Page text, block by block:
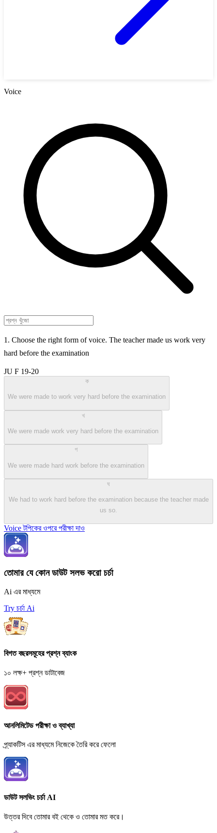
Voice
1. Choose the right form of voice. The teacher made us work very
hard before the examination
JU F 19-20
ক
We were made to work very hard before the examination
খ
We were made work very hard before the examination
গ
We were made hard work before the examination
ঘ
We had to work hard before the examination because the teacher made
us so.
Voice টপিকের ওপরে পরীক্ষা দাও
তোমার যে কোন ডাউট সলভ করো চর্চা
Ai এর মাধ্যমে
Try চর্চা Ai
বিগত বছরসমূহের প্রশ্ন ব্যাংক
১০ লক্ষ+ প্রশ্ন ডাটাবেজ
আনলিমিটেড পরীক্ষা ও ব্যাখ্যা
প্র্যাকটিস এর মাধ্যমে নিজেকে তৈরি করে ফেলো
ডাউট সলভিং চর্চা AI
উত্তর দিবে তোমার বই থেকে ও তোমার মত করে।